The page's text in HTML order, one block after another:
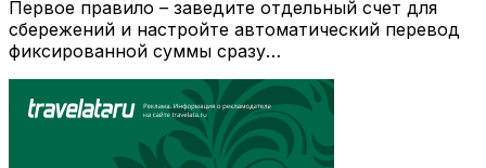
Первое правило – заведите отдельный счет для
сбережений и настройте автоматический перевод
фиксированной суммы сразу…